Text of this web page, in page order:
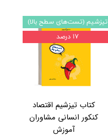
کتاب تیزشیم اقتصاد
کنکور انسانی مشاوران
آموزش
تیزشیم (تست‌های سطح بالا)
۱۷ درصد